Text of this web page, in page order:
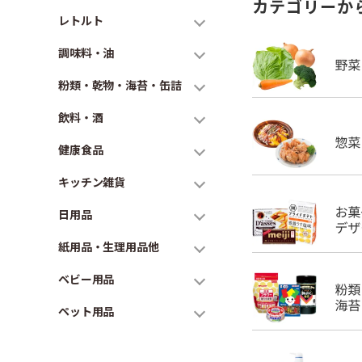
レトルト
調味料・油
粉類・乾物・海苔・缶詰
飲料・酒
健康食品
キッチン雑貨
日用品
紙用品・生理用品他
ベビー用品
ペット用品
カテゴリーか